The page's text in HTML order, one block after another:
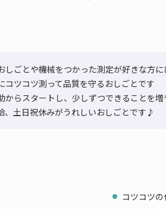
ごとや機械をつかった測定が好きな方に
ツコツ測って品質を守るおしごとです
らスタートし、少しずつできることを増
土日祝休みがうれしいおしごとです♪
コツコツの